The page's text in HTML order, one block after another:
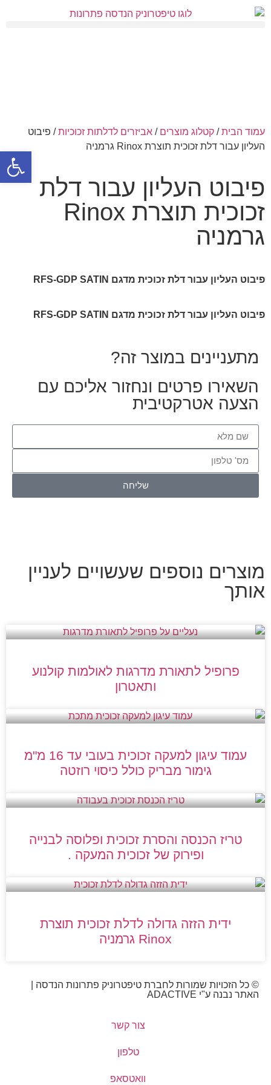
עמוד הבית/ קטלוג מוצרים / אביזרים לדלתות זכוכיות/ פיבוט
העליון עבור דלת זכוכית תוצרת Rinox גרמניה
פיבוט העליון עבור דלת
זכוכית תוצרת Rinox
גרמניה
פיבוט העליון עבור דלת זכוכית מדגם RFS-GDP SATIN
פיבוט העליון עבור דלת זכוכית מדגם RFS-GDP SATIN
מתעניינים במוצר זה?
השאירו פרטים ונחזור אליכם עם
הצעה אטרקטיבית
שליחה
מוצרים נוספים שעשויים לעניין
אותך
פרופיל לתאורת מדרגות לאולמות קולנוע
ותאטרון
עמוד עיגון למעקה זכוכית בעובי עד 16 מ"מ
גימור מבריק כולל כיסוי רוזטה
טריז הכנסה והסרת זכוכית ופלוסה לבנייה
ופירוק של זכוכית המעקה .
ידית הזזה גדולה לדלת זכוכית תוצרת
Rinox גרמניה
© כל הזכויות שמורות לחברת טיפטרוניק פתרונות הנדסה |
האתר נבנה ע"י ADACTIVE
צור קשר
טלפון
וואטסאפ
פתח